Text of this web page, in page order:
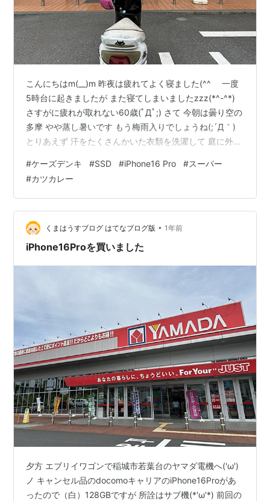
こんにちはm(__)m 昨夜は疲れてよく寝ました(^^ゞ 一度
5時台に起きましたが また寝てしまいましたzzz(*^-^*)
さすがに疲れが取れない60歳(ﾟДﾟ;) さて 今朝は曇り空の
多摩 やや蒸し暑いです もう梅雨入りでしょうね(;´Д｀)
とりあえず 汗をたくさんかいた衣類を洗濯して 庭に外干
ね(;´･ω･) で バイク移動を開局('ω')ノ 唐木田のセブンイ
レブンでたばことブラックアイス缶コーヒーを買い 一服
(-。-)y-゜゜゜ それから一時的にまたSSDがパツパツに
なってしまったので(ﾟДﾟ;) 間に合わせで500GBのSSD
を…
#ケーズデンキ #SSD #iPhone16 Pro #スーパー
#カツカレー
くまはうすブログ はてなブログ版 • 1年前
iPhone16Proを買いました
夕方 エブリイワゴンで稲城市若葉台のヤマダ電機へ('ω')
ノ キャンセル品のdocomoキャリアのiPhone16Proがあ
ったので（白）128GBですが 所詮はサブ機(*'ω'*) 前回の